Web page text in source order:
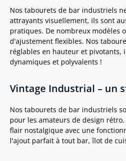
Nos tabourets de bar industriels
attrayants visuellement, ils sont
pratiques. De nombreux modèles
d'ajustement flexibles. Nos
réglables en hauteur et pivotants,
dynamiques et polyvalents !
Vintage Industrial – un
Nos tabourets de bar industriels
pour les amateurs de design
flair nostalgique avec une
l'ajout parfait à tout bar, îlot de